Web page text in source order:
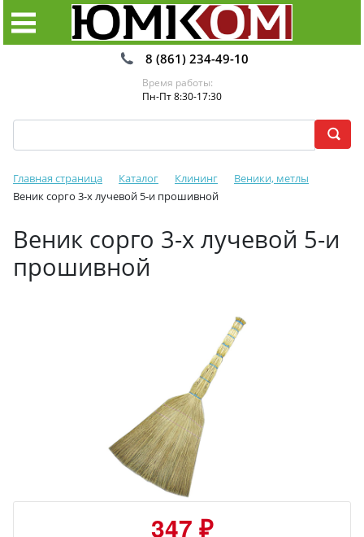
8 (861) 234-49-10
Время работы:
Пн-Пт 8:30-17:30
Главная страница Каталог Клининг
Веники, метлы
Веник сорго 3-х лучевой 5-и прошивной
Веник сорго 3-х лучевой 5-и
прошивной
347 ₽